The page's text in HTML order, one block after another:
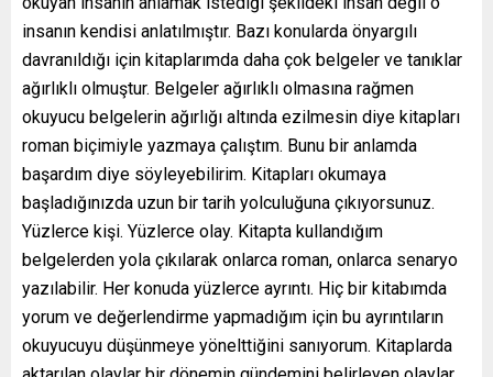
insanın kendisi anlatılmıştır. Bazı konularda önyargılı
davranıldığı için kitaplarımda daha çok belgeler ve tanıklar
ağırlıklı olmuştur. Belgeler ağırlıklı olmasına rağmen
okuyucu belgelerin ağırlığı altında ezilmesin diye kitapları
roman biçimiyle yazmaya çalıştım. Bunu bir anlamda
başardım diye söyleyebilirim. Kitapları okumaya
başladığınızda uzun bir tarih yolculuğuna çıkıyorsunuz.
Yüzlerce kişi. Yüzlerce olay. Kitapta kullandığım
belgelerden yola çıkılarak onlarca roman, onlarca senaryo
yazılabilir. Her konuda yüzlerce ayrıntı. Hiç bir kitabımda
yorum ve değerlendirme yapmadığım için bu ayrıntıların
okuyucuyu düşünmeye yönelttiğini sanıyorum. Kitaplarda